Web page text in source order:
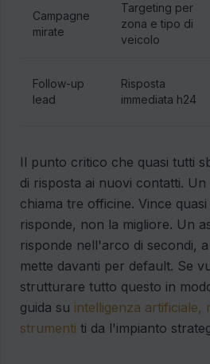
Campagne
mirate
Targeting per
zona e tipo di
veicolo
Follow-up
lead
Risposta
immediata h24
Il punto critico che quasi tutti
di risposta ai nuovi contatti.
chiama tre officine. Vince
risponde, non la migliore. Un
risponde nell'arco di secondi,
mette davanti per default. Se
strutturare tutto questo in
guida su intelligenza artificiale,
strumenti ti da l'impianto